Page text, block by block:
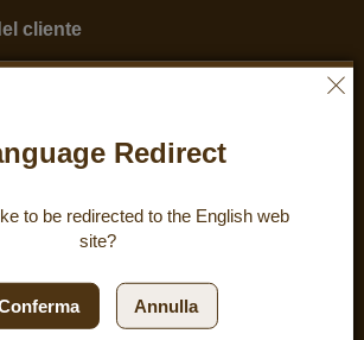
cliente
delle domande? Ti offriamo una
personalizzata al telefono.
Redirect
to be redirected to the English web
site?
Annulla